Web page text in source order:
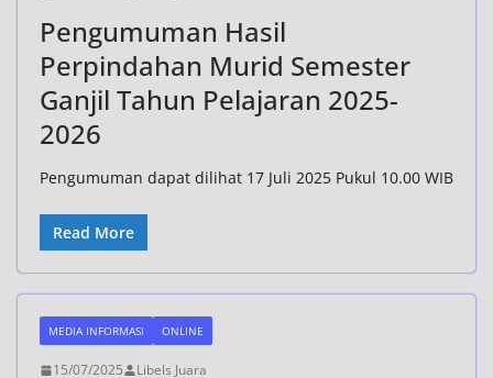
Pengumuman Hasil
Perpindahan Murid Semester
Ganjil Tahun Pelajaran 2025-
2026
Pengumuman dapat dilihat 17 Juli 2025 Pukul 10.00 WIB
Read More
MEDIA INFORMASI ONLINE
15/07/2025 Libels Juara